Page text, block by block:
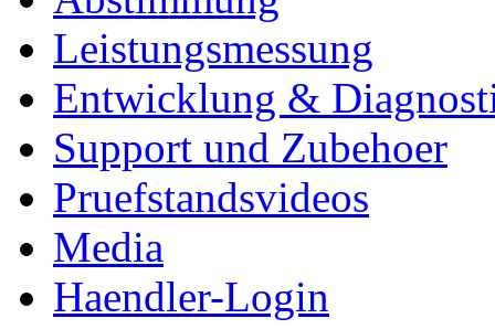
Leistungsmessung
Entwicklung &
Support und Zubehoer
Pruefstandsvideos
Media
Haendler-Login